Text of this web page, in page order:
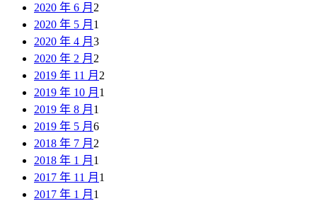
2020 年 6 月 2
2020 年 5 月 1
2020 年 4 月 3
2020 年 2 月 2
2019 年 11 月 2
2019 年 10 月 1
2019 年 8 月 1
2019 年 5 月 6
2018 年 7 月 2
2018 年 1 月 1
2017 年 11 月 1
2017 年 1 月 1